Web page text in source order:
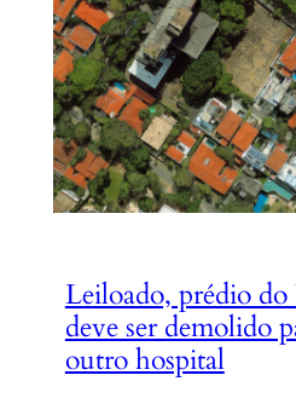
Leiloado, prédio do
deve ser demolido
outro hospital